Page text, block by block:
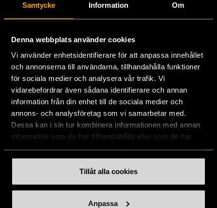
Samtycke Information Om
Denna webbplats använder cookies
Vi använder enhetsidentifierare för att anpassa innehållet
och annonserna till användarna, tillhandahålla funktioner
för sociala medier och analysera vår trafik. Vi
vidarebefordrar även sådana identifierare och annan
information från din enhet till de sociala medier och
annons- och analysföretag som vi samarbetar med.
Dessa kan i sin tur kombinera informationen med annan
information som du har tillhandahållit eller som de har
Tillåt alla cookies
Anpassa
Huvudkontor:
Hesselmans Torg 14
08-684 230 00
info [at]stadsmissionen.se(info[at]stadsmissionen[dot]se)
Plusgiro: 900351-8